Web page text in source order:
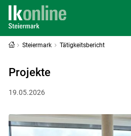
Steiermark Tätigkeitsbericht
Projekte
19.05.2026